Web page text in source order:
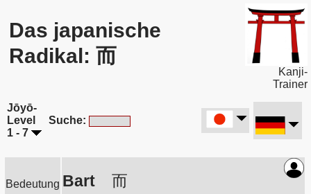
Das japanische
Radikal: 而
Kanji-
Trainer
Jōyō-
Level
1 - 7
Suche:
Bedeutung Bart 而